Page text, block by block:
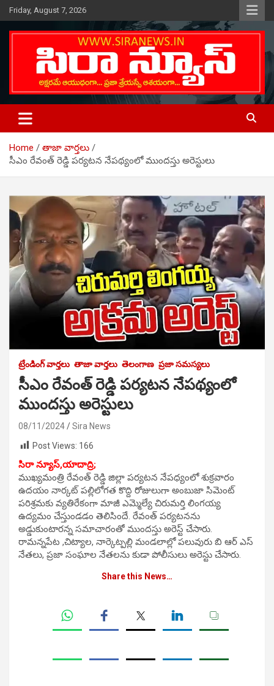
Skip
to
content
Friday, August 7, 2026
SIRA NEWS
Telugu Online News Daily
Home
తాజా వార్తలు
సీఎం రేవంత్ రెడ్డి పర్యటన నేపథ్యంలో ముందస్తు అరెస్టులు
ట్రేండింగ్ వార్తలు తాజా వార్తలు తెలంగాణ ప్రజా సమస్యలు
సీఎం రేవంత్ రెడ్డి పర్యటన నేపథ్యంలో
ముందస్తు అరెస్టులు
08/11/2024
Sira News
Post Views: 166
సిరా న్యూస్,యాదాద్రి;
ముఖ్యమంత్రి రేవంత్ రెడ్డి జిల్లా పర్యటన నేపధ్యంలో శుక్రవారం
ఉదయం నార్కట్ పల్లిలోగత కొద్ది రోజులుగా అంబుజా సిమెంట్
పరిశ్రమకు వ్యతిరేకంగా మాజీ ఎమ్మెల్యే చిరుమర్తి లింగయ్య
ఉద్యమం చేస్తుండడం తెలిసిందే. రేవంత్ పర్యటనను
అడ్డుకుంటారన్న సమాచారంతో ముందస్తు అరెస్ట్ చేసారు.
రామన్నపేట ,చిట్యాల, నార్కెట్పల్లి మండలాల్లో పలువురు బి ఆర్ ఎస్
నేతలు, ప్రజా సంఘాల నేతలను కుడా పోలీసులు అరెస్టు చేసారు.
Share this News…